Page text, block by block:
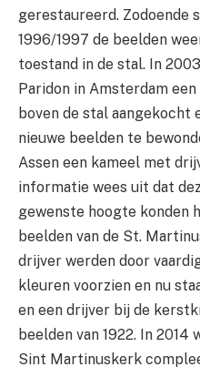
gerestaureerd. Zodoende
1996/1997 de beelden
toestand in de stal. In
Paridon in Amsterdam
boven de stal aangekocht
nieuwe beelden te
Assen een kameel met
informatie wees uit dat
gewenste hoogte konden
beelden van de St.
drijver werden door
kleuren voorzien en nu
en een drijver bij de
beelden van 1922. In
Sint Martinuskerk